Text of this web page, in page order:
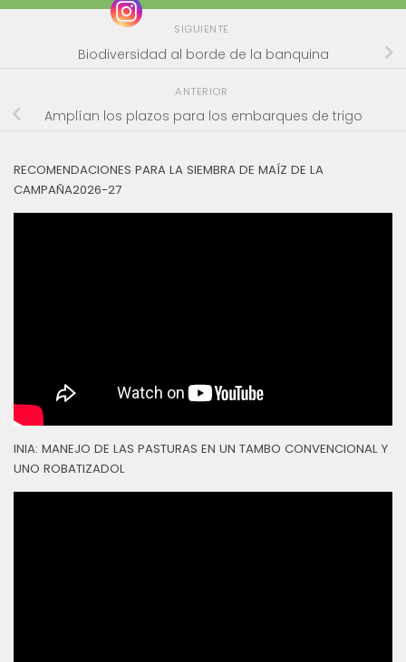
SIGUIENTE
Biodiversidad al borde de la banquina
ANTERIOR
Amplían los plazos para los embarques de trigo
RECOMENDACIONES PARA LA SIEMBRA DE MAÍZ DE LA
CAMPAÑA2026-27
INIA: MANEJO DE LAS PASTURAS EN UN TAMBO CONVENCIONAL Y
UNO ROBATIZADOL